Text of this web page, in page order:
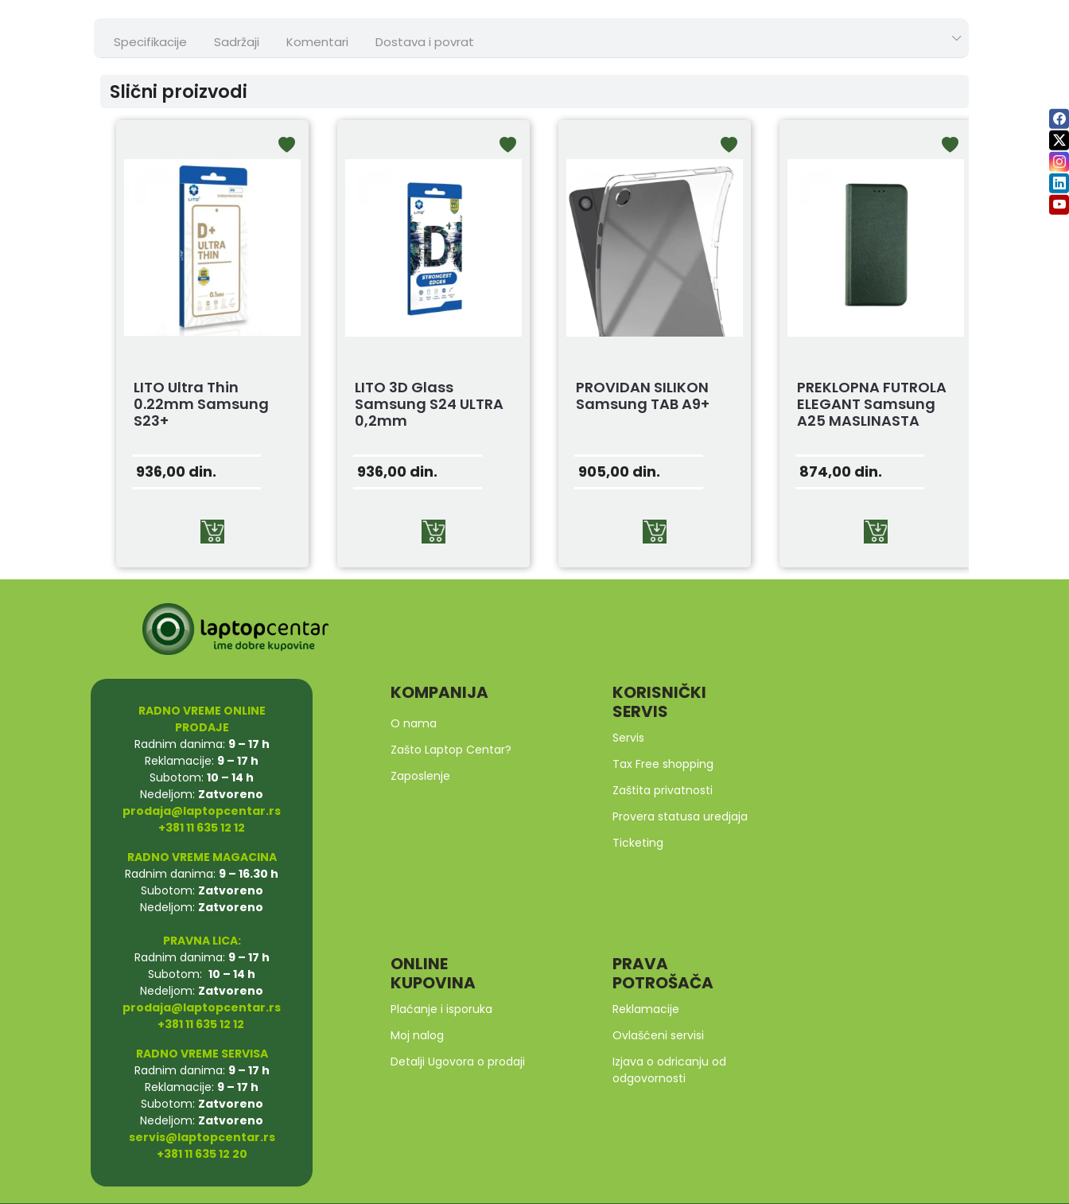
Specifikacije Sadržaji Komentari Dostava i povrat
Slični proizvodi
LITO Ultra Thin
0.22mm Samsung
S23+
936,00 din.
LITO 3D Glass
Samsung S24 ULTRA
0,2mm
936,00 din.
PROVIDAN SILIKON
Samsung TAB A9+
905,00 din.
PREKLOPNA FUTROLA
ELEGANT Samsung
A25 MASLINASTA
874,00 din.
RADNO VREME ONLINE
PRODAJE
Radnim danima: 9 – 17 h
Reklamacije: 9 – 17 h
Subotom: 10 – 14 h
Nedeljom: Zatvoreno
prodaja@laptopcentar.rs
+381 11 635 12 12
RADNO VREME MAGACINA
Radnim danima: 9 – 16.30 h
Subotom: Zatvoreno
Nedeljom: Zatvoreno
PRAVNA LICA:
Radnim danima: 9 – 17 h
Subotom: 10 – 14 h
Nedeljom: Zatvoreno
prodaja@laptopcentar.rs
+381 11 635 12 12
RADNO VREME SERVISA
Radnim danima: 9 – 17 h
Reklamacije: 9 – 17 h
Subotom: Zatvoreno
Nedeljom: Zatvoreno
servis@laptopcentar.rs
+381 11 635 12 20
KOMPANIJA
O nama
Zašto Laptop Centar?
Zaposlenje
KORISNIČKI
SERVIS
Servis
Tax Free shopping
Zaštita privatnosti
Provera statusa uredjaja
Ticketing
ONLINE
KUPOVINA
Plaćanje i isporuka
Moj nalog
Detalji Ugovora o prodaji
PRAVA
POTROŠAČA
Reklamacije
Ovlašćeni servisi
Izjava o odricanju od
odgovornosti